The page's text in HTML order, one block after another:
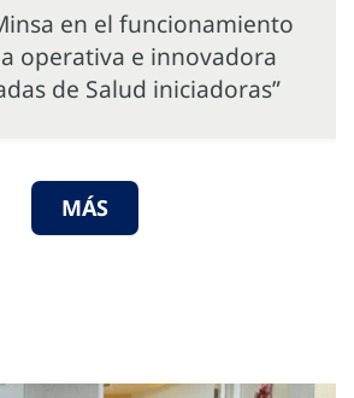
en el funcionamiento
operativa e innovadora
de Salud iniciadoras”
MÁS